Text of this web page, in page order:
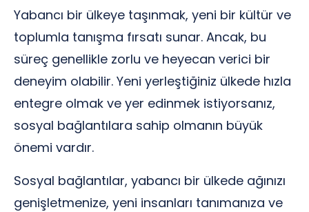
Yabancı bir ülkeye taşınmak, yeni bir kültür ve
toplumla tanışma fırsatı sunar. Ancak, bu
süreç genellikle zorlu ve heyecan verici bir
deneyim olabilir. Yeni yerleştiğiniz ülkede hızla
entegre olmak ve yer edinmek istiyorsanız,
sosyal bağlantılara sahip olmanın büyük
önemi vardır.
Sosyal bağlantılar, yabancı bir ülkede ağınızı
genişletmenize, yeni insanları tanımanıza ve